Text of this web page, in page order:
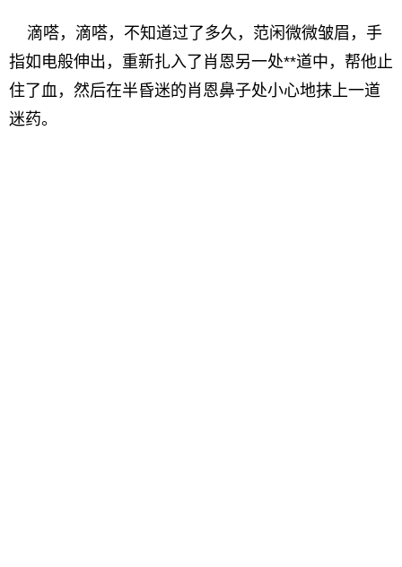
滴嗒，滴嗒，不知道过了多久，范闲微微皱眉，手
指如电般伸出，重新扎入了肖恩另一处**道中，帮他止
住了血，然后在半昏迷的肖恩鼻子处小心地抹上一道
迷药。